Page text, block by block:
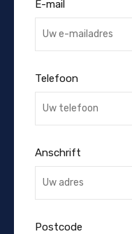
E-mail
Telefoon
Anschrift
Postcode